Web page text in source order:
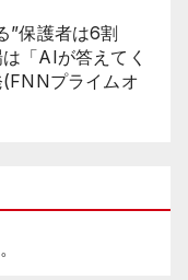
”保護者は6割
「AIが答えてく
プライムオ